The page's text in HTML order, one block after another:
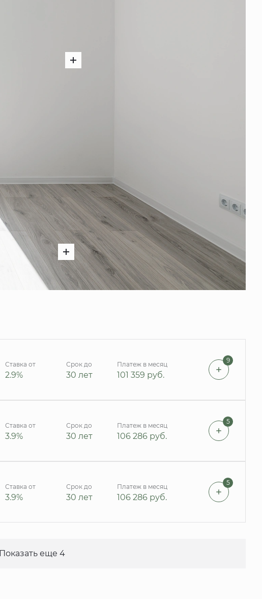
Ставка от
2.9%
Срок до
30 лет
Платеж в месяц
101 359 руб.
9
Ставка от
3.9%
Срок до
30 лет
Платеж в месяц
106 286 руб.
5
Ставка от
3.9%
Срок до
30 лет
Платеж в месяц
106 286 руб.
5
Показать еще 4